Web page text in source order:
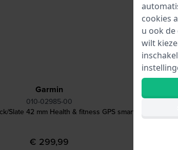
Garmin
010-02985-00
Slate 42 mm Health & fitness GPS smartwatch
€ 299,99
cookies
u ook de
wilt